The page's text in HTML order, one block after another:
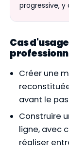
progressive, y
Cas
Créer une
avant le
Construire
ligne, avec
réaliser